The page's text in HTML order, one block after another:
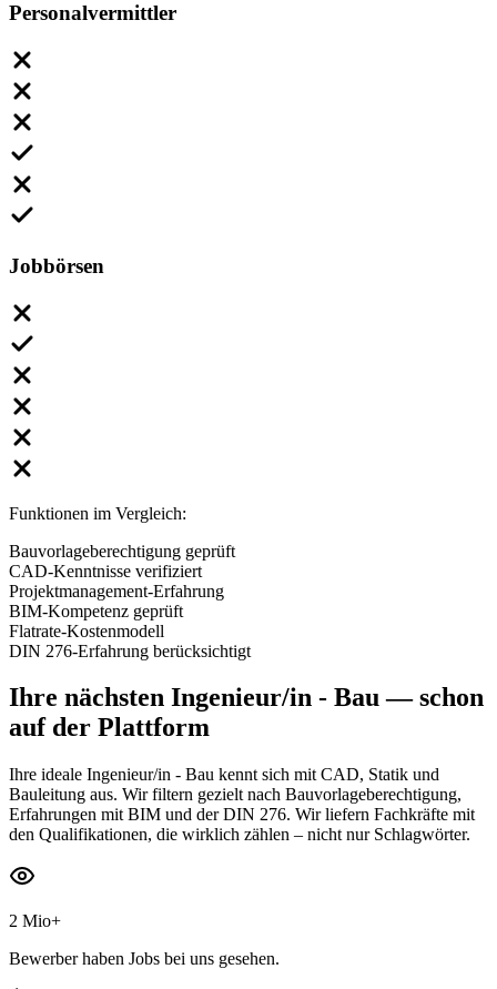
Personalvermittler
Jobbörsen
Funktionen im Vergleich:
Bauvorlageberechtigung geprüft
CAD-Kenntnisse verifiziert
Projektmanagement-Erfahrung
BIM-Kompetenz geprüft
Flatrate-Kostenmodell
DIN 276-Erfahrung berücksichtigt
Ihre nächsten Ingenieur/in - Bau— schon
auf der Plattform
Ihre ideale Ingenieur/in - Bau kennt sich mit CAD, Statik und
Bauleitung aus. Wir filtern gezielt nach Bauvorlageberechtigung,
Erfahrungen mit BIM und der DIN 276. Wir liefern Fachkräfte mit
den Qualifikationen, die wirklich zählen – nicht nur Schlagwörter.
2 Mio+
Bewerber haben Jobs bei uns gesehen.